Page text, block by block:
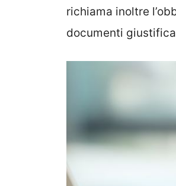
richiama inoltre
documenti